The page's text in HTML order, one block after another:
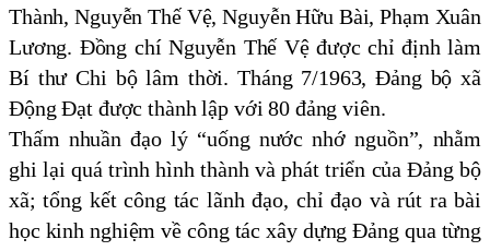
Thành, Nguyễn Thế Vệ, Nguyễn Hữu Bài, Phạm Xuân
Lương. Đồng chí Nguyễn Thế Vệ được chỉ định làm
Bí thư Chi bộ lâm thời. Tháng 7/1963, Đảng bộ xã
Động Đạt được thành lập với 80 đảng viên.
Thấm nhuần đạo lý “uống nước nhớ nguồn”, nhằm
ghi lại quá trình hình thành và phát triển của Đảng bộ
xã; tổng kết công tác lãnh đạo, chỉ đạo và rút ra bài
học kinh nghiệm về công tác xây dựng Đảng qua từng